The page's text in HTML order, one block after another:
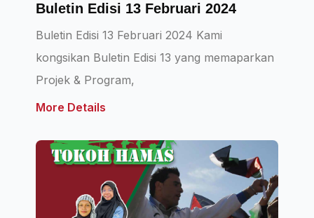
Buletin Edisi 13 Februari 2024
Buletin Edisi 13 Februari 2024 Kami
kongsikan Buletin Edisi 13 yang memaparkan
Projek & Program,
More Details